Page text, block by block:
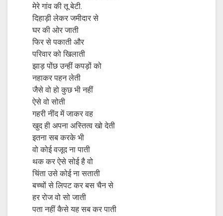
मेरे गांव की तू बेटी.
दिहाड़ी लेकर जमीदार से
घर की ओर जाती
फिर से पकाती और
परिवार को खिलाती
झाड़ पोंछ उन्हीं कपड़ों को
नहाकर पहन लेती
जैसे वो हो कुछ भी नहीं
ऐसे वो सोती
गहरी नींद में जाकर वह
खुद ही अपना अस्तित्व खो देती
इतना सब करके भी
वो कोई वजूद ना पाती
थक कर ऐसे सोई है वो
चिंता उसे कोई ना सताती
बच्चों से लिपट कर बस चैन से
हर रोज वो सो जाती
पता नहीं कैसे यह सब कर पाती